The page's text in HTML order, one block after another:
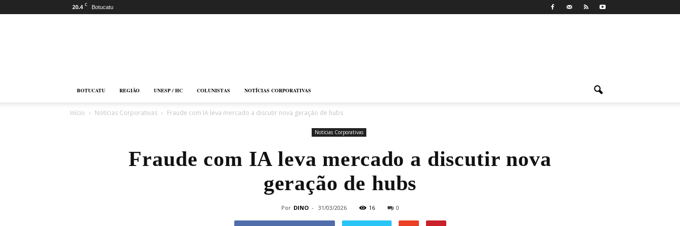
20.4 C Botucatu
BOTUCATU REGIÃO UNESP / HC COLUNISTAS NOTÍCIAS CORPORATIVAS
Início Notícias Corporativas Fraude com IA leva mercado a discutir nova geração de hubs
Notícias Corporativas
Fraude com IA leva mercado a discutir nova
geração de hubs
Por DINO - 31/03/2026 16 0